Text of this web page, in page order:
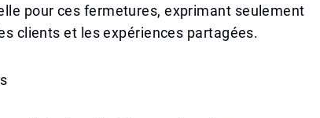
pour ces fermetures, exprimant seulement
clients et les expériences partagées.